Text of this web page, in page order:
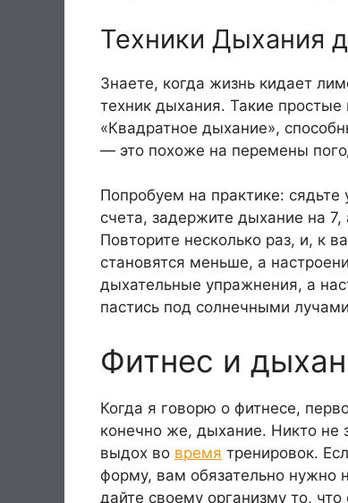
Техники Дыхания
Знаете, когда жизнь кидает
техник дыхания. Такие
«Квадратное дыхание»,
— это похоже на перемены
Попробуем на практике: сядьте
счета, задержите дыхание на
Повторите несколько раз, и, к
становятся меньше, а
дыхательные упражнения, а
пастись под солнечными
Фитнес и
Когда я говорю о фитнесе,
конечно же, дыхание. Никто не
выдох во время тренировок.
форму, вам обязательно нужно
дайте своему организму то,